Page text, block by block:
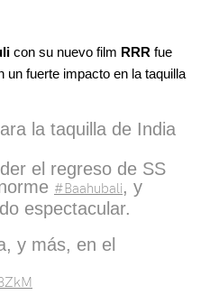
con su nuevo film RRR fue
un fuerte impacto en la taquilla
la taquilla de India
el regreso de SS
#Baahubali, y
espectacular.
y más, en el